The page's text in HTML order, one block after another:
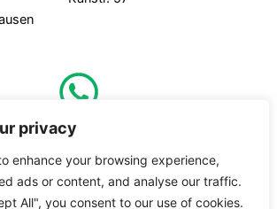
privacy
enhance your browsing experience,
ads or content, and analyse our traffic.
All", you consent to our use of cookies.
0160 – 25 14 302